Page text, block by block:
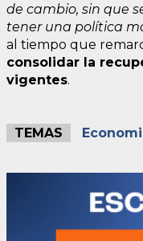
de cambio, sin que
tener una política
al tiempo que
consolidar la
vigentes.
TEMAS